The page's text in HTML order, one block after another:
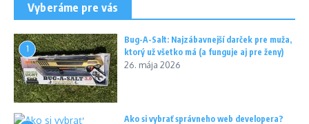
Vyberáme pre vás
1
Bug-A-Salt: Najzábavnejší darček pre muža,
ktorý už všetko má (a funguje aj pre ženy)
26. mája 2026
Ako si vybrať správneho web developera?